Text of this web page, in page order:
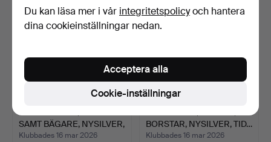
SAMT BÄGARE, NYSILVER,
…
Klubbades 16 mar 2026
BORSTAR, NYSILVER, TID…
Klubbades 16 mar 2026
Du kan läsa mer i vår integritetspolicyoch hantera
dina cookieinställningar nedan.
Cookie-inställningar
Acceptera alla